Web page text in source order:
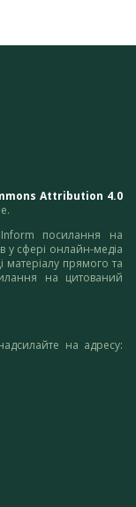
Attribution 4.0
посилання на
у сфері онлайн-медіа
прямого та
на цитований
на адресу: